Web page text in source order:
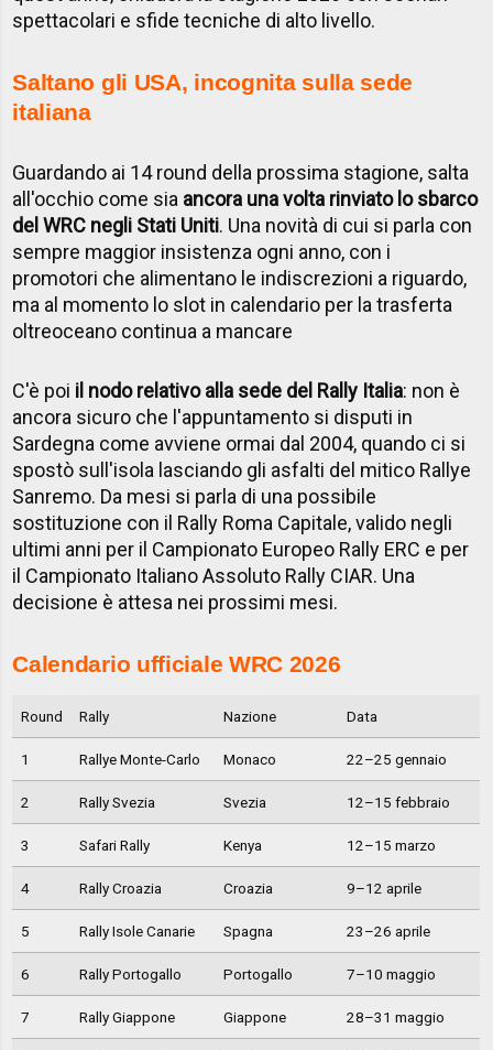
spettacolari e sfide tecniche di alto livello.
Saltano gli USA, incognita sulla sede
italiana
Guardando ai 14 round della prossima stagione, salta
all'occhio come sia ancora una volta rinviato lo sbarco
del WRC negli Stati Uniti. Una novità di cui si parla con
sempre maggior insistenza ogni anno, con i
promotori che alimentano le indiscrezioni a riguardo,
ma al momento lo slot in calendario per la trasferta
oltreoceano continua a mancare
C'è poi il nodo relativo alla sede del Rally Italia: non è
ancora sicuro che l'appuntamento si disputi in
Sardegna come avviene ormai dal 2004, quando ci si
spostò sull'isola lasciando gli asfalti del mitico Rallye
Sanremo. Da mesi si parla di una possibile
sostituzione con il Rally Roma Capitale, valido negli
ultimi anni per il Campionato Europeo Rally ERC e per
il Campionato Italiano Assoluto Rally CIAR. Una
decisione è attesa nei prossimi mesi.
Calendario ufficiale WRC 2026
Round Rally Nazione Data
1 Rallye Monte-Carlo Monaco 22–25 gennaio
2 Rally Svezia Svezia 12–15 febbraio
3 Safari Rally Kenya 12–15 marzo
4 Rally Croazia Croazia 9–12 aprile
5 Rally Isole Canarie Spagna 23–26 aprile
6 Rally Portogallo Portogallo 7–10 maggio
7 Rally Giappone Giappone 28–31 maggio